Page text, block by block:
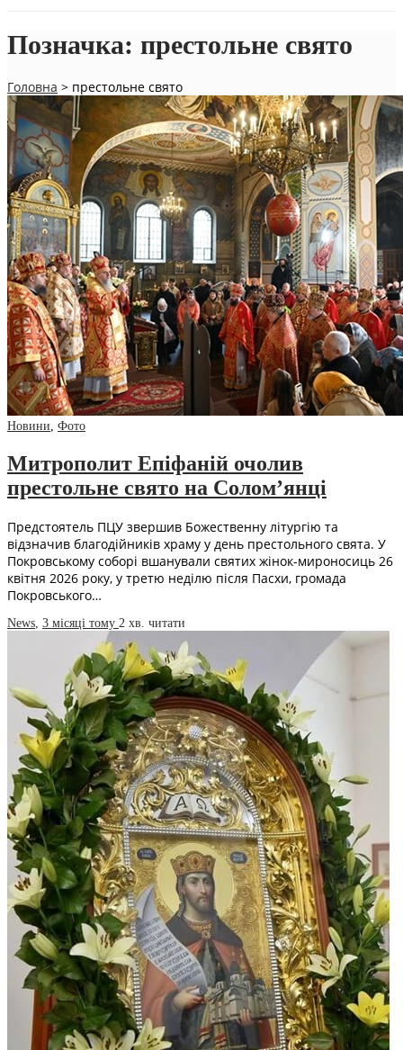
Позначка: престольне свято
Головна > престольне свято
Новини, Фото
Митрополит Епіфаній очолив
престольне свято на Солом’янці
Предстоятель ПЦУ звершив Божественну літургію та
відзначив благодійників храму у день престольного свята. У
Покровському соборі вшанували святих жінок-мироносиць 26
квітня 2026 року, у третю неділю після Пасхи, громада
Покровського…
News, 3 місяці тому 2 хв. читати